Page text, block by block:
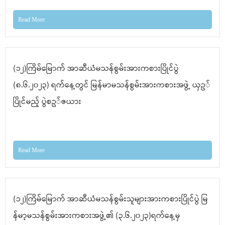
Read More
(၁၂)ကြိမ်မြောက် အာဆီယံမသန်စွမ်းအားကစားပြိုင်ပွဲ
(၈.၆.၂၀၂၃) ရက်နေ့တွင် မြန်မာမသန်စွမ်းအားကစားအဖွဲ့ ယှဥ်
ပြိုင်မည့် ပွဲစဥ်ဇယား
Read More
(၁၂)ကြိမ်မြောက် အာဆီယံမသန်စွမ်းသူများအားကစားပြိုင်ပွဲ မြ
န်မာ့မသန်စွမ်းအားကစားအဖွဲ့၏ (၃.၆.၂၀၂၃)ရက်နေ့မှ